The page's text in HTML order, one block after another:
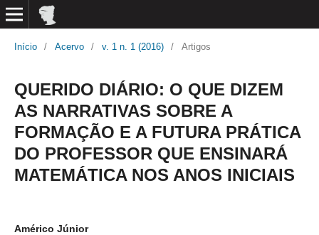
Início / Acervo / v. 1 n. 1 (2016) / Artigos
QUERIDO DIÁRIO: O QUE DIZEM AS
NARRATIVAS SOBRE A FORMAÇÃO
E A FUTURA PRÁTICA DO
PROFESSOR QUE ENSINARÁ
MATEMÁTICA NOS ANOS INICIAIS
Américo Júnior